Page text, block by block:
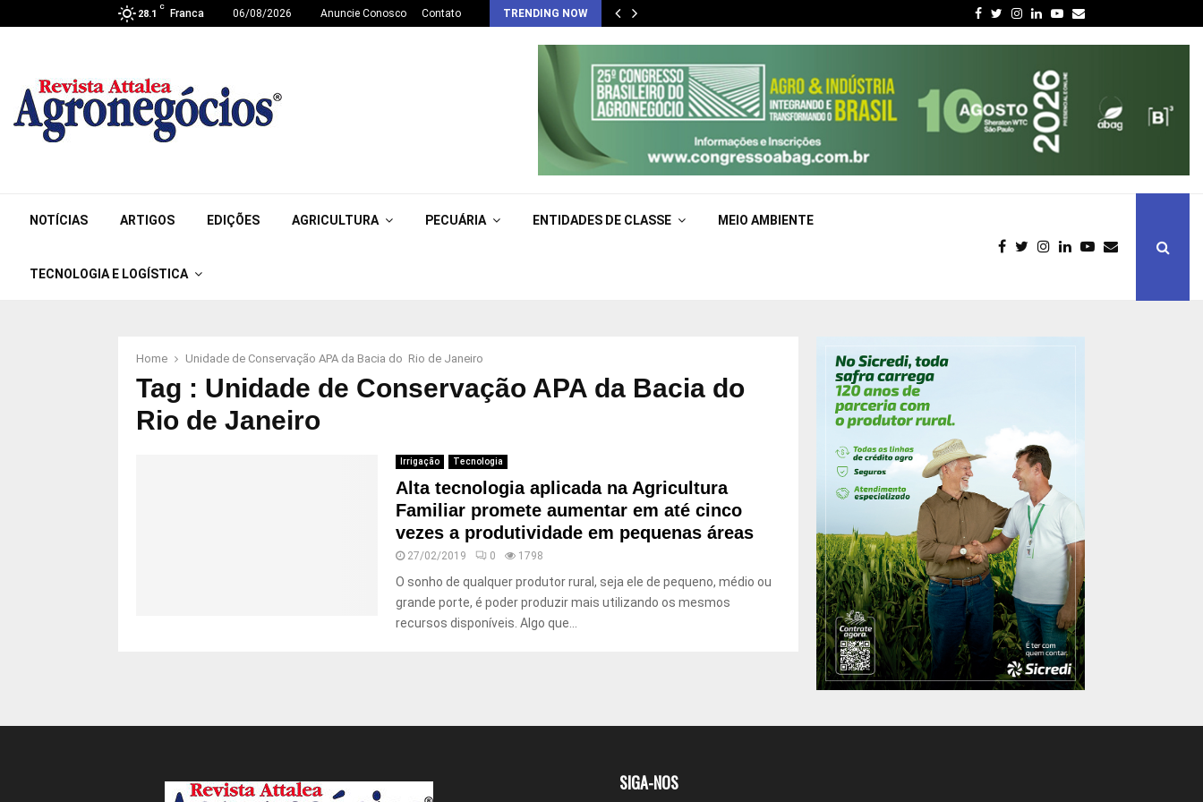
28.1
C
Franca 06/08/2026 Anuncie Conosco Contato TRENDING NOW Facebook
Twitter
Instagram
LinkedinYoutube
Email
NOTÍCIAS ARTIGOS EDIÇÕES AGRICULTURA PECUÁRIA ENTIDADES DE CLASSE MEIO AMBIENTE
TECNOLOGIA E LOGÍSTICA
Home Unidade de Conservação APA da Bacia do Rio de Janeiro
Tag : Unidade de Conservação APA da Bacia do
Rio de Janeiro
Irrigação Tecnologia
Alta tecnologia aplicada na Agricultura
Familiar promete aumentar em até cinco
vezes a produtividade em pequenas áreas
27/02/2019 0 1798
O sonho de qualquer produtor rural, seja ele de pequeno, médio ou
grande porte, é poder produzir mais utilizando os mesmos
recursos disponíveis. Algo que...
SIGA-NOS